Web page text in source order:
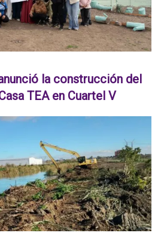
la construcción del
TEA en Cuartel V